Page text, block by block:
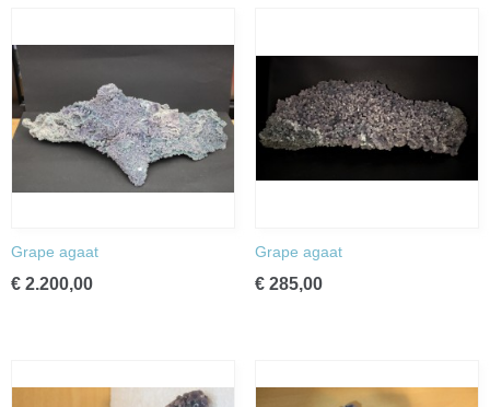
Grape agaat
€ 2.200,00
Grape agaat
€ 285,00